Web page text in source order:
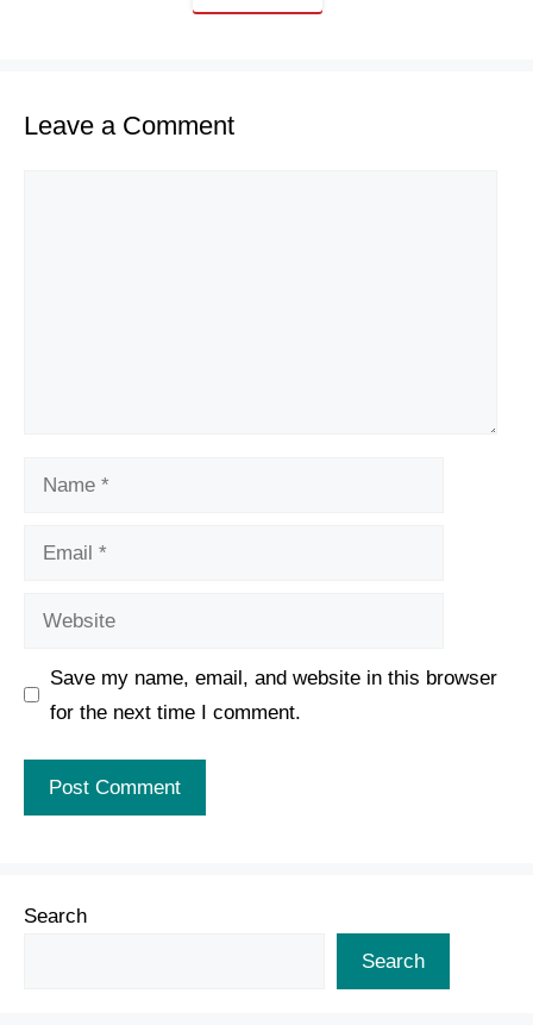
Leave a Comment
Name
Email
Website
Save my name, email, and website in this browser
for the next time I comment.
Search
Search